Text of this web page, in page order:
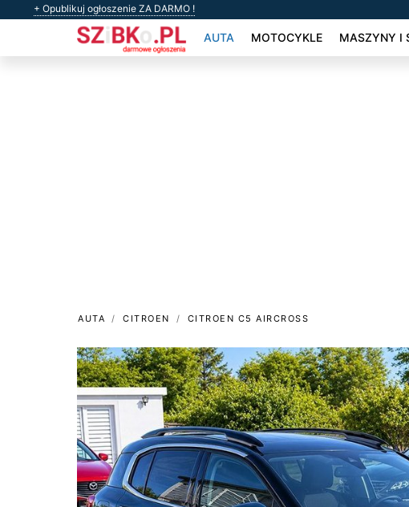
+ Opublikuj ogłoszenie ZA DARMO !
AUTA MOTOCYKLE MASZYNY I
AUTA CITROEN CITROEN C5 AIRCROSS